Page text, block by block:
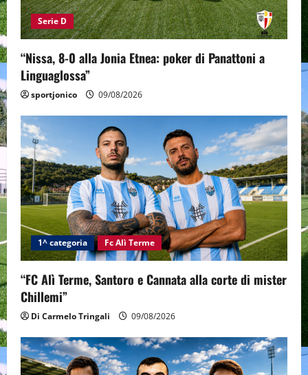
Serie D
“Nissa, 8-0 alla Jonia Etnea: poker di Panattoni a
Linguaglossa”
sportjonico 09/08/2026
1^ categoria Fc Alì Terme
“FC Alì Terme, Santoro e Cannata alla corte di mister
Chillemi”
Di Carmelo Tringali 09/08/2026